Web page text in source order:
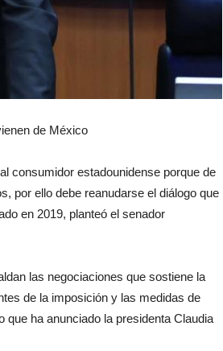
de México
consumidor estadounidense porque de
por ello debe reanudarse el diálogo que
en 2019, planteó el senador
las negociaciones que sostiene la
de la imposición y las medidas de
ha anunciado la presidenta Claudia